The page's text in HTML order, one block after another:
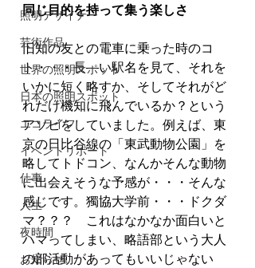
照明デザイナー
芸術作品
世界の照明スポット
日本の照明スポット
エコライフ
イベントリポート
仕事
人生
夜時間
お知らせ
同じ目的を持って集う楽しさ
旧知の友との電車に乗った時のコ
ト・・・長―い駅名を見て、それを
いかに短く略すか、そしてそれがど
れだけ機知に飛んでいるか？という
アソビをしていました。例えば、東
京の日比谷線の「東武動物公園」を
略してトドコン、なんかそんな動物
に出会えそうな予感が・・・そんな
感じです。獨協大学前・・・ドクダ
マ？？？　これはなかなか面白いと
ハマってしまい、略語部という大人
の部活動があってもいいじゃない